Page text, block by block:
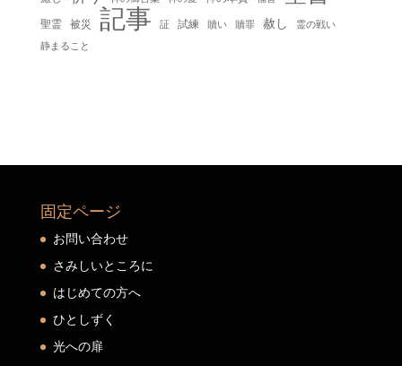
聖霊 被災 記事 証 試練 贖い 贖罪 赦し 霊の戦い
静まること
固定ページ
お問い合わせ
さみしいところに
はじめての方へ
ひとしずく
光への扉